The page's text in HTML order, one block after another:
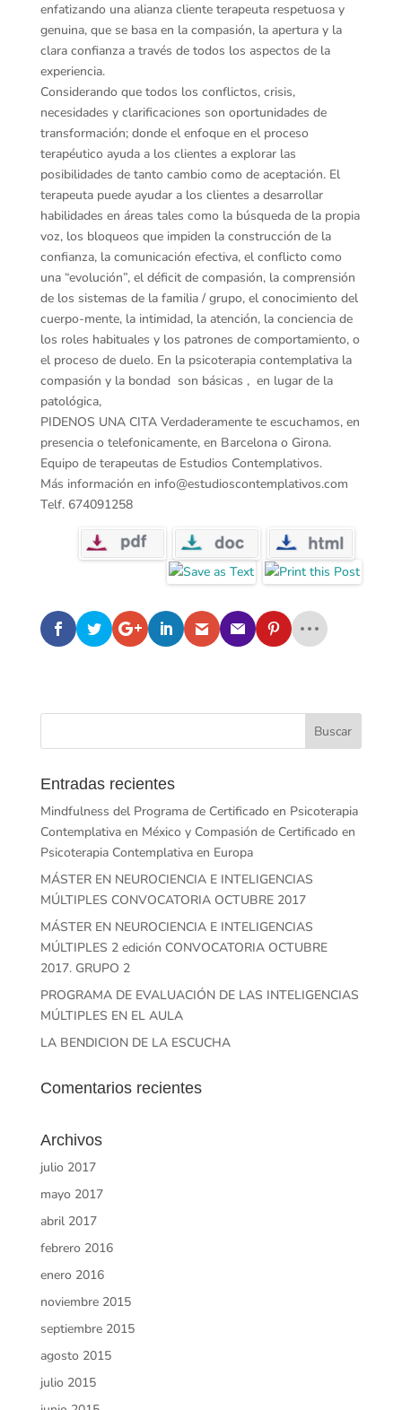
enfatizando una alianza cliente terapeuta respetuosa y
genuina, que se basa en la compasión, la apertura y la
clara confianza a través de todos los aspectos de la
experiencia.
Considerando que todos los conflictos, crisis,
necesidades y clarificaciones son oportunidades de
transformación; donde el enfoque en el proceso
terapéutico ayuda a los clientes a explorar las
posibilidades de tanto cambio como de aceptación. El
terapeuta puede ayudar a los clientes a desarrollar
habilidades en áreas tales como la búsqueda de la propia
voz, los bloqueos que impiden la construcción de la
confianza, la comunicación efectiva, el conflicto como
una “evolución”, el déficit de compasión, la comprensión
de los sistemas de la familia / grupo, el conocimiento del
cuerpo-mente, la intimidad, la atención, la conciencia de
los roles habituales y los patrones de comportamiento, o
el proceso de duelo. En la psicoterapia contemplativa la
compasión y la bondad son básicas , en lugar de la
patológica,
PIDENOS UNA CITA Verdaderamente te escuchamos, en
presencia o telefonicamente, en Barcelona o Girona.
Equipo de terapeutas de Estudios Contemplativos.
Más información en info@estudioscontemplativos.com
Telf. 674091258
Entradas recientes
Mindfulness del Programa de Certificado en Psicoterapia
Contemplativa en México y Compasión de Certificado en
Psicoterapia Contemplativa en Europa
MÁSTER EN NEUROCIENCIA E INTELIGENCIAS
MÚLTIPLES CONVOCATORIA OCTUBRE 2017
MÁSTER EN NEUROCIENCIA E INTELIGENCIAS
MÚLTIPLES 2 edición CONVOCATORIA OCTUBRE
2017. GRUPO 2
PROGRAMA DE EVALUACIÓN DE LAS INTELIGENCIAS
MÚLTIPLES EN EL AULA
LA BENDICION DE LA ESCUCHA
Comentarios recientes
Archivos
julio 2017
mayo 2017
abril 2017
febrero 2016
enero 2016
noviembre 2015
septiembre 2015
agosto 2015
julio 2015